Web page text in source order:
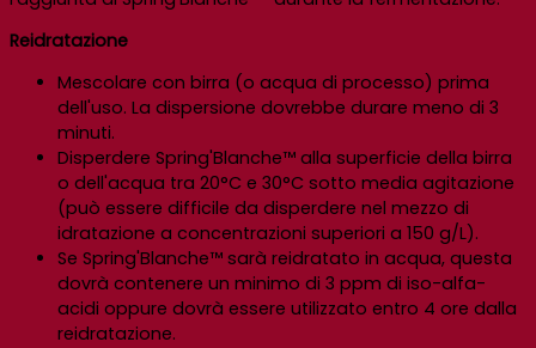
Reidratazione
Mescolare con birra (o acqua di processo) prima
dell'uso. La dispersione dovrebbe durare meno di 3
minuti.
Disperdere Spring'Blanche™ alla superficie della birra
o dell'acqua tra 20°C e 30°C sotto media agitazione
(può essere difficile da disperdere nel mezzo di
idratazione a concentrazioni superiori a 150 g/L).
Se Spring'Blanche™ sarà reidratato in acqua, questa
dovrà contenere un minimo di 3 ppm di iso-alfa-
acidi oppure dovrà essere utilizzato entro 4 ore dalla
reidratazione.